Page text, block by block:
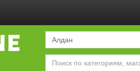
Алдан